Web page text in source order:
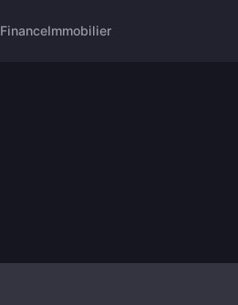
FinanceImmobilier